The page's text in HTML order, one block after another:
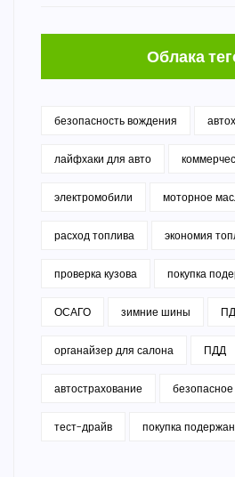
Облака
безопасность вождения
лайфхаки для авто
электромобили моторное
расход топлива экономия
проверка кузова покупка
ОСАГО зимние шины
органайзер для салона ПДД
автострахование
тест-драйв покупка